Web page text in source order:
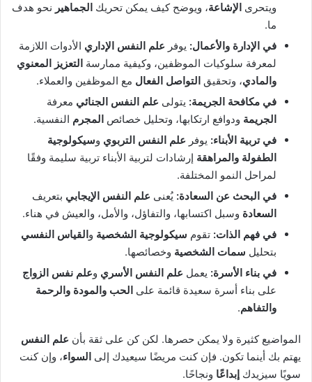
ويتحرى الإشاعة، ويوضح كيف يمكن تحريك الجماهير نحو هدف
ما.
في الإدارة والأعمال: يوفر علم النفس الإداري الأدوات اللازمة
لمعرفة سلوكيات الموظفين، وكيفية ممارسة التعزيز المعنوي
والمادي، وتحقيق التواصل الفعال مع الموظفين والعملاء.
في مكافحة الجريمة: يتولى علم النفس الجنائي معرفة
الجريمة ودوافع ارتكابها، وتحليل خصائص المجرم النفسية.
في تربية الأبناء: يوفر علم النفس التربوي وسيكولوجية
الطفولة والمراهقة إرشادات لتربية الأبناء تربية سليمة وفقًا
لمراحل النمو المختلفة.
في البحث عن السعادة: يُعنى علم النفس الإيجابي بتعريف
السعادة وسبل اكتسابها، والتفاؤل، والأمل، والعيش في هناء.
في فهم الذات: تقوم سيكولوجية الشخصية و القياس النفسي
بتحليل سمات الشخصية وخصائصها.
في بناء الأسرة: يعمل علم النفس الأسري وعلم نفس الزواج
على بناء أسرة سعيدة قائمة على الحب والمودة والرحمة
والتفاهم.
المواضيع كثيرة ولا يمكن حصرها. لكن كن على ثقة بأن علم النفس
يهتم بك أينما تكون. فإن كنت مريضًا سيعيدك إلى السواء، وإن كنت
سويًا سيزيدك إبداعًا ونجاحًا.